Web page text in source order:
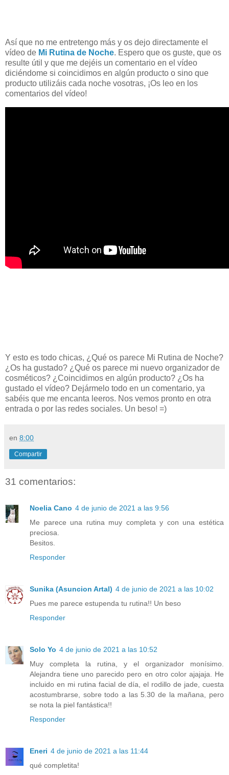
Así que no me entretengo más y os dejo directamente el
vídeo de Mi Rutina de Noche. Espero que os guste, que os
resulte útil y que me dejéis un comentario en el vídeo
diciéndome si coincidimos en algún producto o sino que
producto utilizáis cada noche vosotras, ¡Os leo en los
comentarios del vídeo!
Y esto es todo chicas, ¿Qué os parece Mi Rutina de Noche?
¿Os ha gustado? ¿Qué os parece mi nuevo organizador de
cosméticos? ¿Coincidimos en algún producto? ¿Os ha
gustado el vídeo? Dejármelo todo en un comentario, ya
sabéis que me encanta leeros. Nos vemos pronto en otra
entrada o por las redes sociales. Un beso! =)
en 8:00
Compartir
31 comentarios:
Noelia Cano 4 de junio de 2021 a las 9:56
Me parece una rutina muy completa y con una estética
preciosa.
Besitos.
Responder
Sunika (Asuncion Artal) 4 de junio de 2021 a las 10:02
Pues me parece estupenda tu rutina!! Un beso
Responder
Solo Yo 4 de junio de 2021 a las 10:52
Muy completa la rutina, y el organizador monísimo.
Alejandra tiene uno parecido pero en otro color ajajaja. He
incluido en mi rutina facial de día, el rodillo de jade, cuesta
acostumbrarse, sobre todo a las 5.30 de la mañana, pero
se nota la piel fantástica!!
Responder
Eneri 4 de junio de 2021 a las 11:44
qué completita!